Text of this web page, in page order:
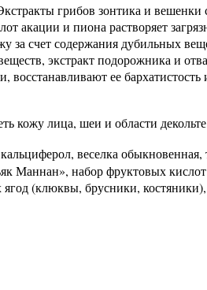
грибов зонтика и вешенки
акации и пиона растворяет
за счет содержания дубильных
экстракт подорожника и
ее бархатистость
кожу лица, шеи и области
веселка
Маннан», набор фруктовых
(клюквы, брусники,